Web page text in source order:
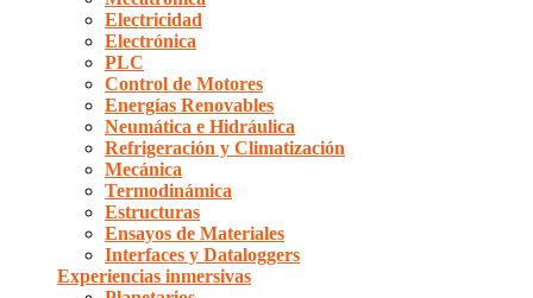
Electricidad
Electrónica
PLC
Control de Motores
Energías Renovables
Neumática e Hidráulica
Refrigeración y Climatización
Mecánica
Termodinámica
Estructuras
Ensayos de Materiales
Interfaces y Dataloggers
Experiencias inmersivas